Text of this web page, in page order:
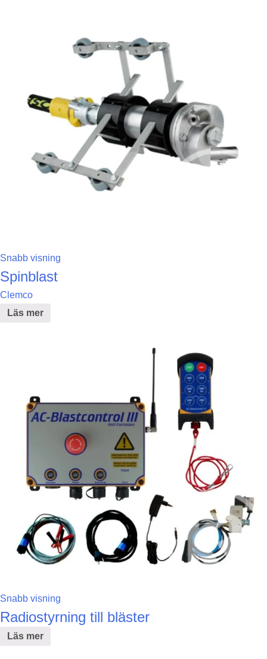
Snabb visning
Spinblast
Clemco
Läs mer
Snabb visning
Radiostyrning till bläster
Läs mer